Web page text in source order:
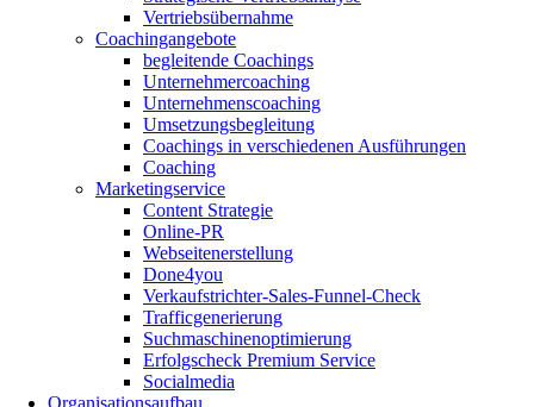
Vertriebsübernahme
Coachingangebote
begleitende Coachings
Unternehmercoaching
Unternehmenscoaching
Umsetzungsbegleitung
Coachings in verschiedenen Ausführungen
Coaching
Marketingservice
Content Strategie
Online-PR
Webseitenerstellung
Done4you
Verkaufstrichter-Sales-Funnel-Check
Trafficgenerierung
Suchmaschinenoptimierung
Erfolgscheck Premium Service
Socialmedia
Organisationsaufbau